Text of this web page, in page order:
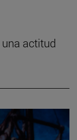
una actitud